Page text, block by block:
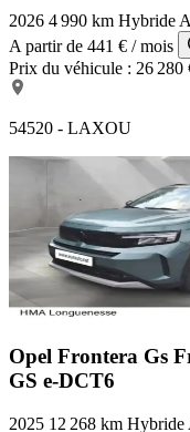
2026 4 990 km Hybride
A partir de 441 € / mois
Prix du véhicule : 26 280
54520 - LAXOU
Opel Frontera Gs
GS e-DCT6
2025 12 268 km Hybride